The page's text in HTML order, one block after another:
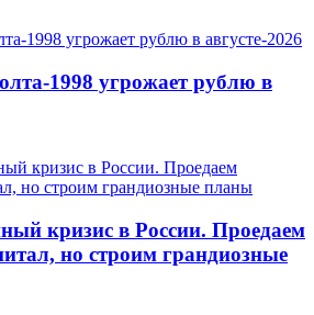
1998 угрожает рублю в
кризис в России. Проедаем
но строим грандиозные